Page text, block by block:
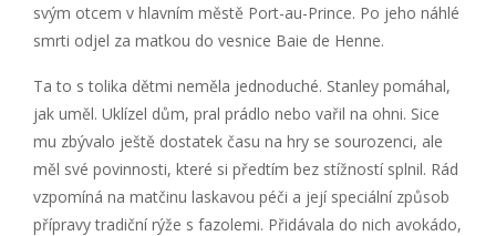
svým otcem v hlavním městě Port-au-Prince. Po jeho náhlé
smrti odjel za matkou do vesnice Baie de Henne.
Ta to s tolika dětmi neměla jednoduché. Stanley pomáhal,
jak uměl. Uklízel dům, pral prádlo nebo vařil na ohni. Sice
mu zbývalo ještě dostatek času na hry se sourozenci, ale
měl své povinnosti, které si předtím bez stížností splnil. Rád
vzpomíná na matčinu laskavou péči a její speciální způsob
přípravy tradiční rýže s fazolemi. Přidávala do nich avokádo,